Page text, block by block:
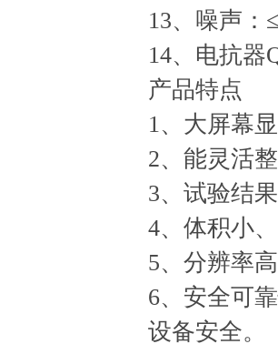
13、噪声：
14、电抗器
产品特点
1、大屏幕
2、能灵活
3、试验结
4、体积小
5、分辨率
6、安全可
设备安全。